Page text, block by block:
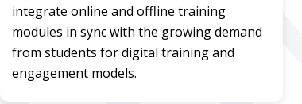
integrate online and offline training
modules in sync with the growing demand
from students for digital training and
engagement models.